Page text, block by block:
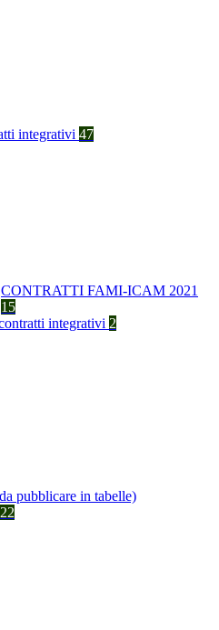
integrativi 47
CONTRATTI FAMI-ICAM 2021
15
integrativi 2
pubblicare in tabelle)
22